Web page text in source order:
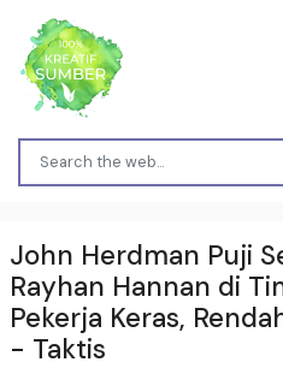
John Herdman Puji
Rayhan Hannan di
Pekerja Keras,
- Taktis